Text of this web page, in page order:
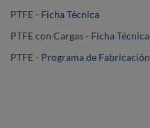
PTFE - Ficha Técnica
PTFE con Cargas - Ficha Técnica
PTFE - Programa de Fabricación